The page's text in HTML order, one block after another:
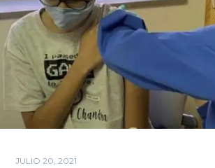
JULIO 20, 2021